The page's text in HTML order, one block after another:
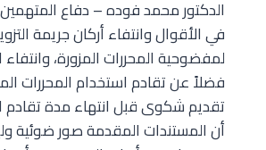
الدكتور محمد فوده – دفاع
في الأقوال وانتفاء أركان جريمة
لمفضوحية المحررات المزورة،
فضلاً عن تقادم استخدام المحررات
تقديم شكوى قبل انتهاء مدة تقادم
أن المستندات المقدمة صور ضوئية